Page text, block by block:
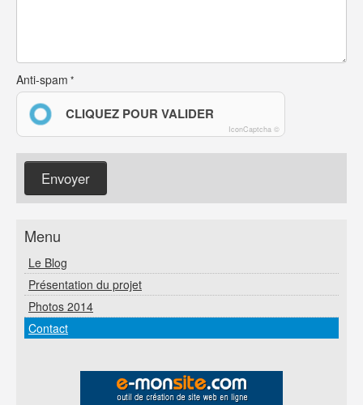
Anti-spam
CLIQUEZ POUR VALIDER
IconCaptcha ©
Menu
Le Blog
Présentation du projet
Photos 2014
Contact